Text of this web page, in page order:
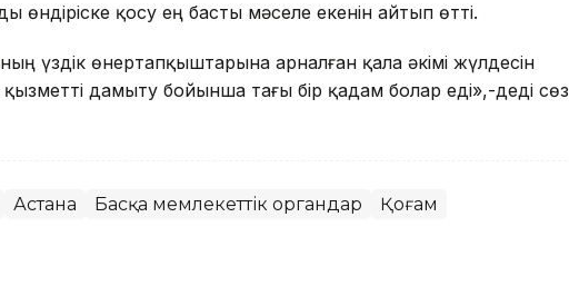
өндіріске қосу ең басты мәселе екенін айтып өтті.
үздік өнертапқыштарына арналған қала әкімі жүлдесін
дамыту бойынша тағы бір қадам болар еді»,-деді сөз
Астана Басқа мемлекеттік органдар Қоғам